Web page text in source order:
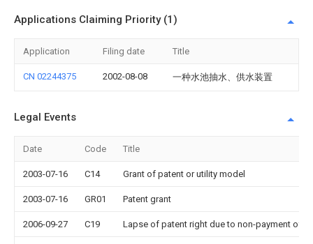
Applications Claiming Priority (1)
Application Filing date Title
CN 02244375 2002-08-08 一种水池抽水、供水装置
Legal Events
Date Code Title
2003-07-16 C14 Grant of patent or utility model
2003-07-16 GR01 Patent grant
2006-09-27 C19 Lapse of patent right due to non-payment of